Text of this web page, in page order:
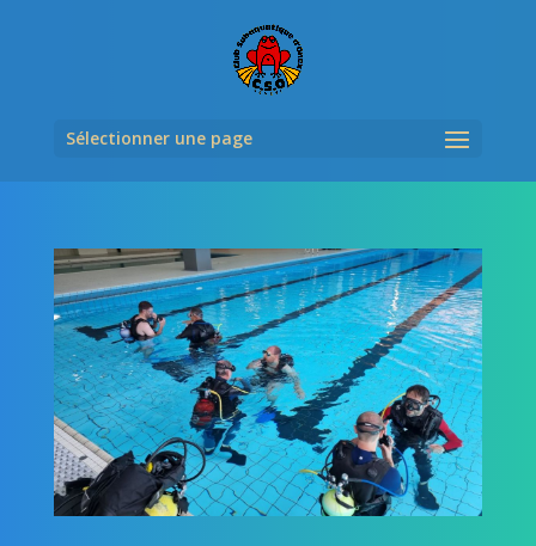
Sélectionner une page